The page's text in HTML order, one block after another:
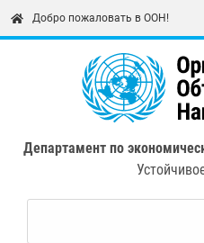
Добро пожаловать в ООН!
Департамент по